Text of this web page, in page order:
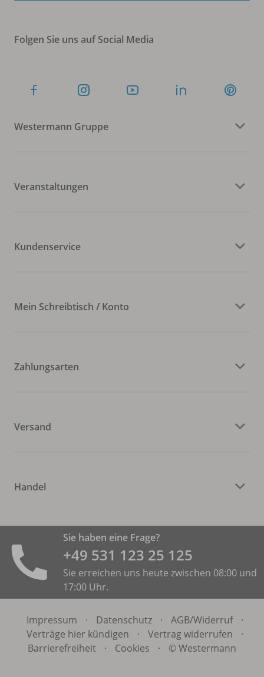
Folgen Sie uns auf Social Media
Westermann Gruppe
Veranstaltungen
Kundenservice
Mein Schreibtisch / Konto
Zahlungsarten
Versand
Handel
Sie haben eine Frage?
+49 531 ­123 25 125
Sie erreichen uns heute zwischen 08:00 und
17:00 Uhr.
Impressum · Datenschutz · AGB/Widerruf
·
Verträge hier kündigen
· Vertrag widerrufen
·
Barrierefreiheit
· Cookies · © Westermann